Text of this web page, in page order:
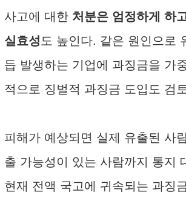
사고에 대한 처분은 엄정하게 하
실효성 도 높인다. 같은 원인으로
듭 발생하는 기업에 과징금을 가
적으로 징벌적 과징금 도입도 검
피해가 예상되면 실제 유출된 사
출 가능성이 있는 사람까지 통지
현재 전액 국고에 귀속되는 과징